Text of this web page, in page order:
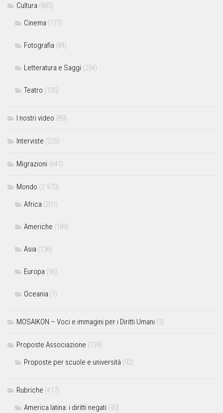
Cultura (885)
Cinema (177)
Fotografia (84)
Letteratura e Saggi (254)
Teatro (105)
I nostri video (89)
Interviste (235)
Migrazioni (641)
Mondo (2.970)
Africa (201)
Americhe (189)
Asia (136)
Europa (96)
Oceania (1)
MOSAIKON – Voci e immagini per i Diritti Umani (3)
Proposte Associazione (139)
Proposte per scuole e università (92)
Rubriche (417)
America latina: i diritti negati (90)